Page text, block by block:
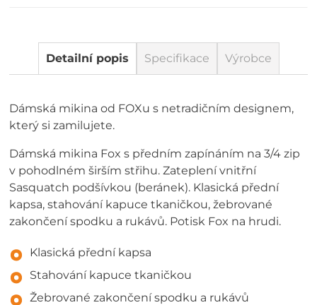
Detailní popis Specifikace Výrobce
Dámská mikina od FOXu s netradičním designem,
který si zamilujete.
Dámská mikina Fox s předním zapínáním na 3/4 zip
v pohodlném širším střihu. Zateplení vnitřní
Sasquatch podšívkou (beránek). Klasická přední
kapsa, stahování kapuce tkaničkou, žebrované
zakončení spodku a rukávů. Potisk Fox na hrudi.
Klasická přední kapsa
Stahování kapuce tkaničkou
Žebrované zakončení spodku a rukávů